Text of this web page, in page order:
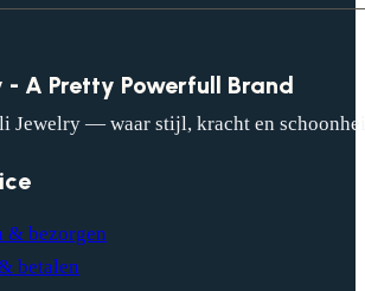
- A Pretty Powerfull Brand
Jewelry — waar stijl, kracht en
& bezorgen
betalen